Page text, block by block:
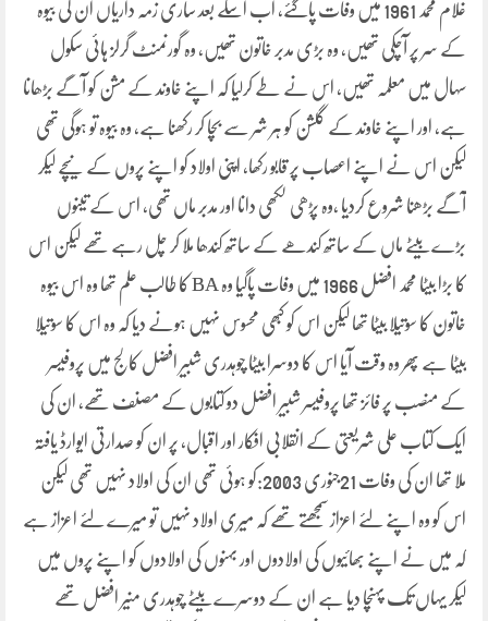
غلام محمد 1961 میں وفات پاگئے، اب اسکے بعد ساری زمہ داریاں ان کی بیوہ
کے سر پر آچکی تھیں، وہ بڑی مدبر خاتون تھیں، وہ گورنمنٹ گرلز ہائی سکول
سہال میں معلمہ تھیں، اس نے طے کرلیا کہ اپنے خاوند کے مشن کو آگے بڑھانا
ہے، اور اپنے خاوند کے گلشن کو ہر شر سے بچا کر رکھنا ہے، وہ بیوہ تو ہوگی تھی
لیکن اس نے اپنے اعصاب پر قابو رکھا، اپنی اولاد کو اپنے پروں کے نیچے لیکر
آگے بڑھنا شروع کردیا ،وہ پڑھی لکھی دانا اور مدبر ماں تھی، اس کے تینوں
بڑے بیٹے ماں کے ساتھ کندھے کے ساتھ کندھا ملا کر چل رہے تھے لیکن اس
کا بڑا بیٹا محمد افضل 1966 میں وفات پاگیا وہ BA کا طالب علم تھا وہ اس بیوہ
خاتون کا سوتیلا بیٹا تھا لیکن اس کو کبھی محسوس نہیں ہونے دیا کہ وہ اس کا سوتیلا
بیٹا ہے پھر وہ وقت آیا اس کا دوسرا بیٹا چوہدری شبیر افضل کالج میں پروفیسر
کے منصب پر فائز تھا پروفیسر شبیر افضل دو کتابوں کے مصنف تھے، ان کی
ایک کتاب علی شریعتی کے انقلابی افکار اور اقبال، پر ان کو صدارتی ایوارڈ یافتہ
ملا تھا ان کی وفات 21جنوری 2003:کو ہوئی تھی ان کی اولاد نہیں تھی لیکن
اس کو وہ اپنے لئے اعزاز سمجھتے تھے کہ میری اولاد نہیں تو میرے لئے اعزاز ہے
کہ میں نے اپنے بھائیوں کی اولادوں اور بہنوں کی اولادوں کو اپنے پروں میں
لیکر یہاں تک پہنچا دیا ہے ان کے دوسرے بیٹے چوہدری منیر افضل تھے